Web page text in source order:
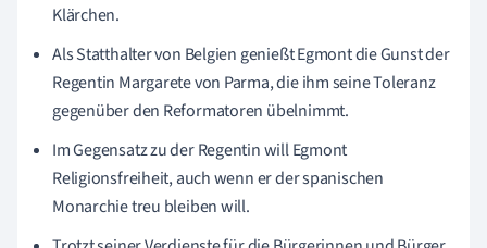
Klärchen.
Als Statthalter von Belgien genießt Egmont die Gunst der
Regentin Margarete von Parma, die ihm seine Toleranz
gegenüber den Reformatoren übelnimmt.
Im Gegensatz zu der Regentin will Egmont
Religionsfreiheit, auch wenn er der spanischen
Monarchie treu bleiben will.